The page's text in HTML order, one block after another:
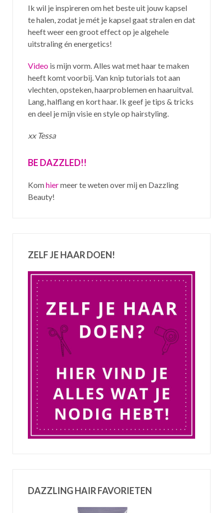
Ik wil je inspireren om het beste uit jouw kapsel
te halen, zodat je mét je kapsel gaat stralen en dat
heeft weer een groot effect op je algehele
uitstraling én energetics!
Video is mijn vorm. Alles wat met haar te maken
heeft komt voorbij. Van knip tutorials tot aan
vlechten, opsteken, haarproblemen en haaruitval.
Lang, halflang en kort haar. Ik geef je tips & tricks
en deel je mijn visie en style op hairstyling.
xx Tessa
BE DAZZLED!!
Komhiermeer te weten over mij en Dazzling
Beauty!
ZELF JE HAAR DOEN!
DAZZLING HAIR FAVORIETEN